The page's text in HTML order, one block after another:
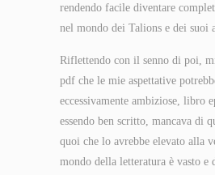
rendendo facile diventare
nel mondo dei Talions e dei suoi
Riflettendo con il senno di poi,
pdf che le mie aspettative
eccessivamente ambiziose, libro
essendo ben scritto, mancava di
quoi che lo avrebbe elevato alla
mondo della letteratura è vasto e